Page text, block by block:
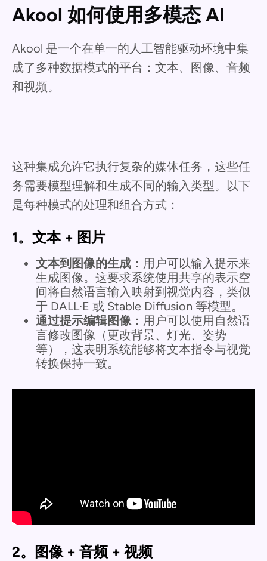
Akool 如何使用多模态 AI
Akool 是一个在单一的人工智能驱动环境中集
成了多种数据模式的平台：文本、图像、音频
和视频。
这种集成允许它执行复杂的媒体任务，这些任
务需要模型理解和生成不同的输入类型。以下
是每种模式的处理和组合方式：
1。文本 + 图片
文本到图像的生成 ：用户可以输入提示来
生成图像。这要求系统使用共享的表示空
间将自然语言输入映射到视觉内容，类似
于 DALL·E 或 Stable Diffusion 等模型。
通过提示编辑图像 ：用户可以使用自然语
言修改图像（更改背景、灯光、姿势
等），这表明系统能够将文本指令与视觉
转换保持一致。
2。图像 + 音频 + 视频